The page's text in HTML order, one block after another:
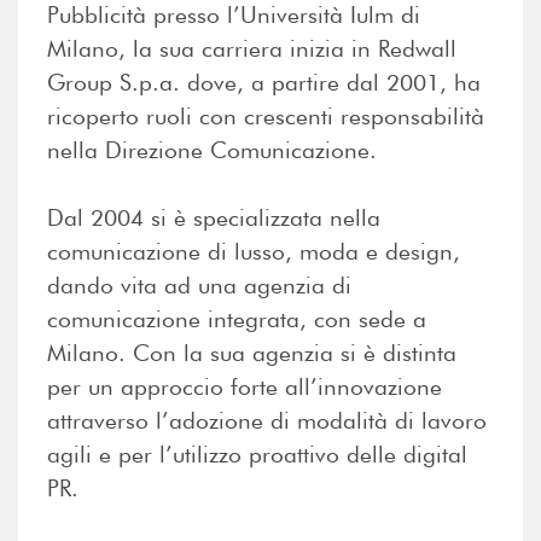
Pubblicità presso l’Università Iulm di
Milano, la sua carriera inizia in Redwall
Group S.p.a. dove, a partire dal 2001, ha
ricoperto ruoli con crescenti responsabilità
nella Direzione Comunicazione.
Dal 2004 si è specializzata nella
comunicazione di lusso, moda e design,
dando vita ad una agenzia di
comunicazione integrata, con sede a
Milano. Con la sua agenzia si è distinta
per un approccio forte all’innovazione
attraverso l’adozione di modalità di lavoro
agili e per l’utilizzo proattivo delle digital
PR.